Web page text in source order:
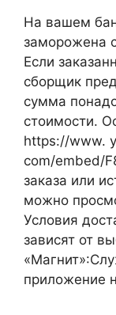
На вашем
заморожена
Если
сборщик
сумма
стоимости.
https://www.
com/embed/
заказа или
можно
Условия
зависят от
приложение